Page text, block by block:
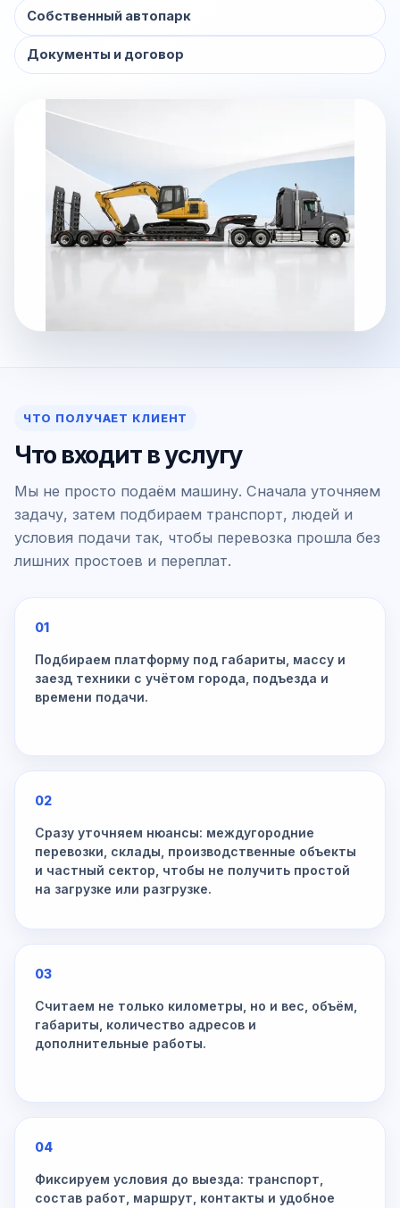
Собственный автопарк
Документы и договор
ЧТО ПОЛУЧАЕТ КЛИЕНТ
Что входит в услугу
Мы не просто подаём машину. Сначала уточняем
задачу, затем подбираем транспорт, людей и
условия подачи так, чтобы перевозка прошла без
лишних простоев и переплат.
01
Подбираем платформу под габариты, массу и
заезд техники с учётом города, подъезда и
времени подачи.
02
Сразу уточняем нюансы: междугородние
перевозки, склады, производственные объекты
и частный сектор, чтобы не получить простой
на загрузке или разгрузке.
03
Считаем не только километры, но и вес, объём,
габариты, количество адресов и
дополнительные работы.
04
Фиксируем условия до выезда: транспорт,
состав работ, маршрут, контакты и удобное